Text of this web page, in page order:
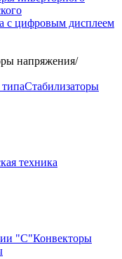
с цифровым дисплеем
напряжения/
Стабилизаторы
"С"Конвекторы